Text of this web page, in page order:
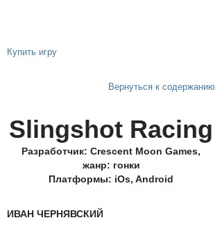
Купить игру
Вернуться к содержанию
Slingshot Racing
Разработчик: Сrescent Moon Games,
жанр: гонки
Платформы: iOs, Android
ИВАН ЧЕРНЯВСКИЙ